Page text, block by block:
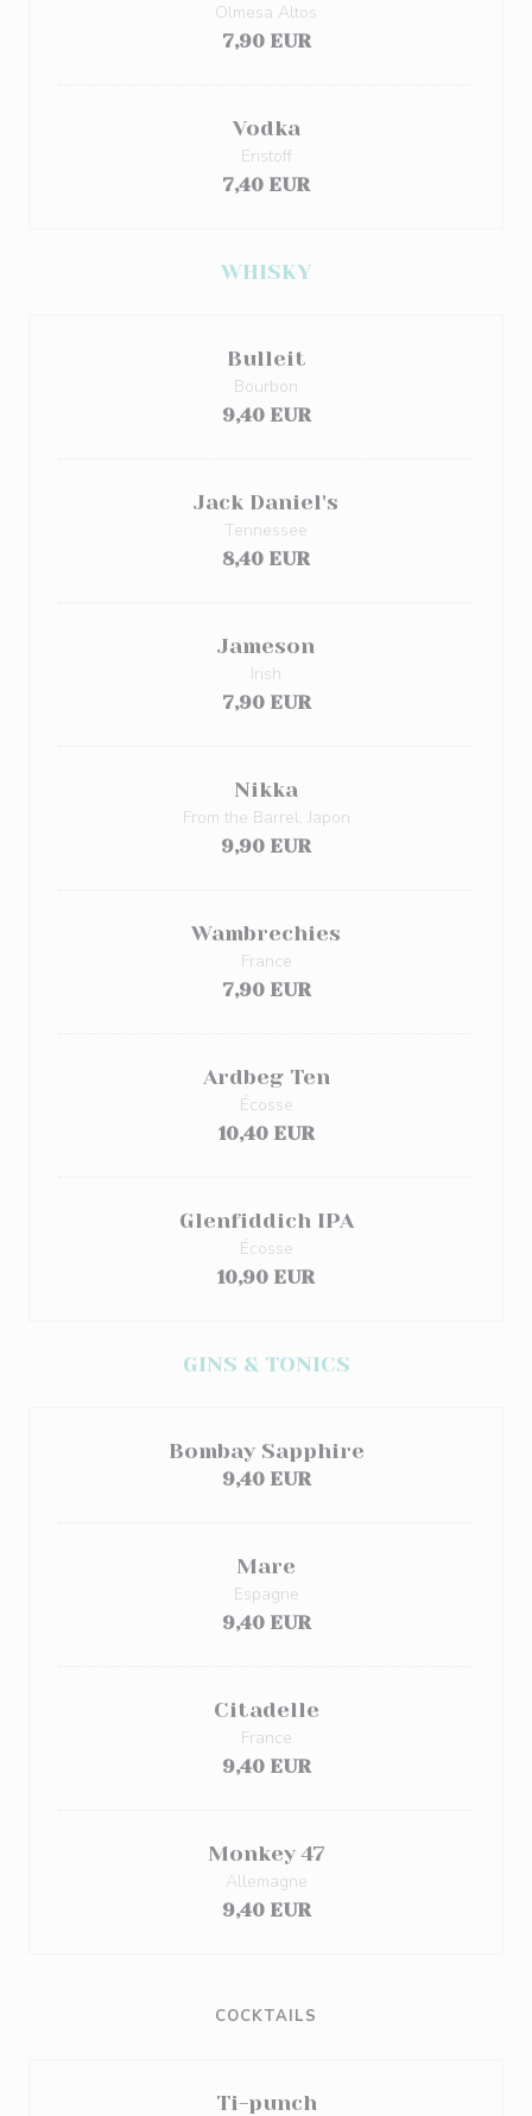
Olmesa Altos
7,90 EUR
Vodka
Eristoff
7,40 EUR
WHISKY
Bulleit
Bourbon
9,40 EUR
Jack Daniel's
Tennessee
8,40 EUR
Jameson
Irish
7,90 EUR
Nikka
From the Barrel, Japon
9,90 EUR
Wambrechies
France
7,90 EUR
Ardbeg Ten
Écosse
10,40 EUR
Glenfiddich IPA
Écosse
10,90 EUR
GINS & TONICS
Bombay Sapphire
9,40 EUR
Mare
Espagne
9,40 EUR
Citadelle
France
9,40 EUR
Monkey 47
Allemagne
9,40 EUR
COCKTAILS
Ti-punch